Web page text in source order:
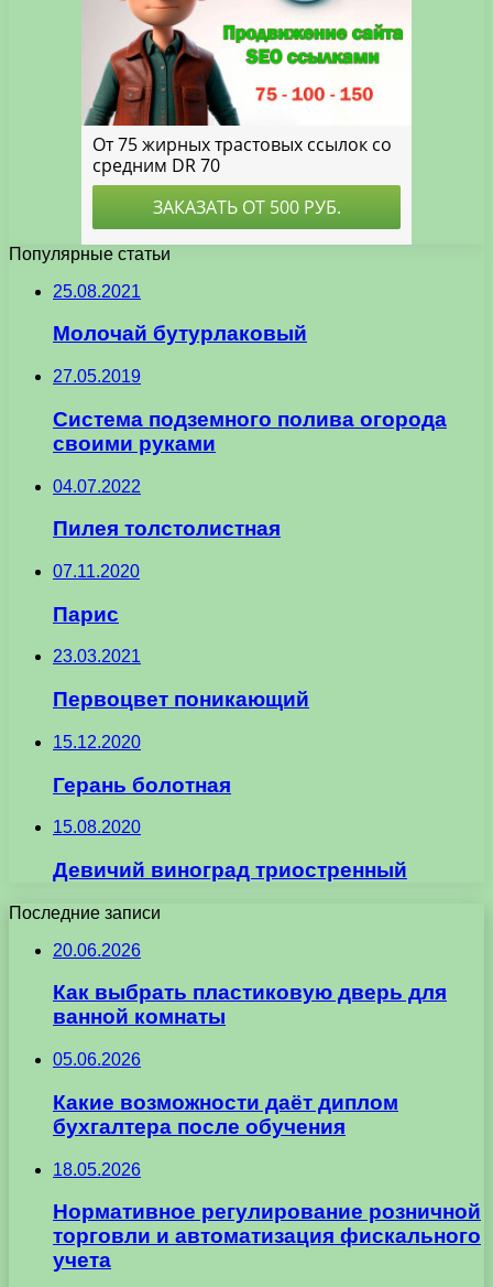
Популярные статьи
25.08.2021
Молочай бутурлаковый
27.05.2019
Система подземного полива огорода
своими руками
04.07.2022
Пилея толстолистная
07.11.2020
Парис
23.03.2021
Первоцвет поникающий
15.12.2020
Герань болотная
15.08.2020
Девичий виноград триостренный
Последние записи
20.06.2026
Как выбрать пластиковую дверь для
ванной комнаты
05.06.2026
Какие возможности даёт диплом
бухгалтера после обучения
18.05.2026
Нормативное регулирование розничной
торговли и автоматизация фискального
учета